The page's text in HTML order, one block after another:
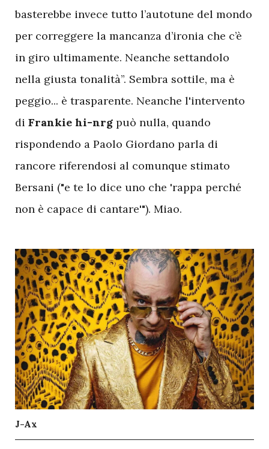
basterebbe invece tutto l’autotune del mondo
per correggere la mancanza d’ironia che c’è
in giro ultimamente. Neanche settandolo
nella giusta tonalità”. Sembra sottile, ma è
peggio... è trasparente. Neanche l'intervento
di Frankie hi-nrg può nulla, quando
rispondendo a Paolo Giordano parla di
rancore riferendosi al comunque stimato
Bersani ("e te lo dice uno che 'rappa perché
non è capace di cantare'"). Miao.
J-Ax